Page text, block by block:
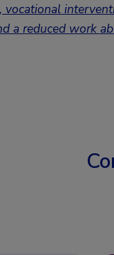
vocational
a reduced work